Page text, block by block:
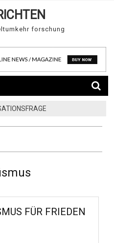
forschung
FÜR FRIEDEN